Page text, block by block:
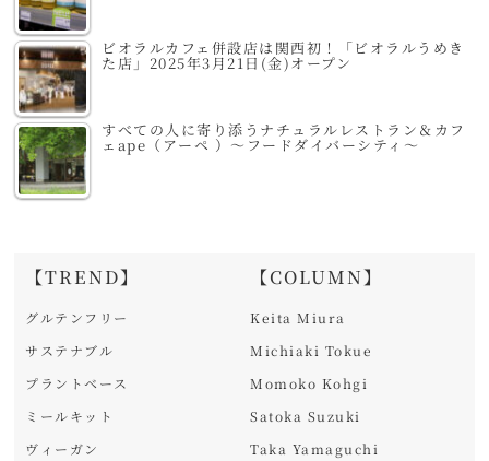
ビオラルカフェ併設店は関西初！「ビオラルうめき
た店」2025年3月21日(金)オープン
すべての人に寄り添うナチュラルレストラン＆カフ
ェape（アーペ ）～フードダイバーシティ～
【TREND】
グルテンフリー
サステナブル
プラントベース
ミールキット
ヴィーガン
【COLUMN】
Keita Miura
Michiaki Tokue
Momoko Kohgi
Satoka Suzuki
Taka Yamaguchi